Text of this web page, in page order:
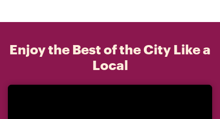
Enjoy the Best of the City Like a
Local